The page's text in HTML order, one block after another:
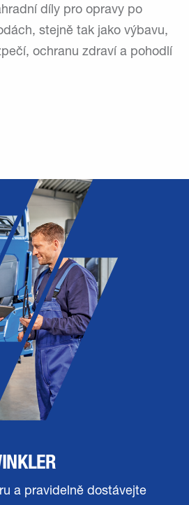
díly pro opravy po
stejně tak jako výbavu,
ochranu zdraví a pohodlí
a pravidelně dostávejte